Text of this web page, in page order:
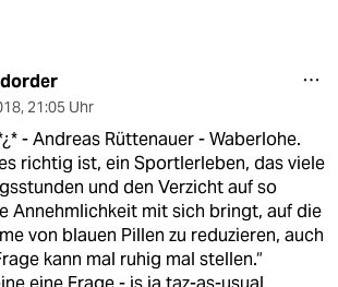
, 21:05 Uhr
- Andreas Rüttenauer - Waberlohe.
richtig ist, ein Sportlerleben, das viele
und den Verzicht auf so
Annehmlichkeit mit sich bringt, auf die
von blauen Pillen zu reduzieren, auch
kann mal ruhig mal stellen.“